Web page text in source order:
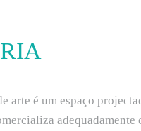
arte é um espaço
adequadamente